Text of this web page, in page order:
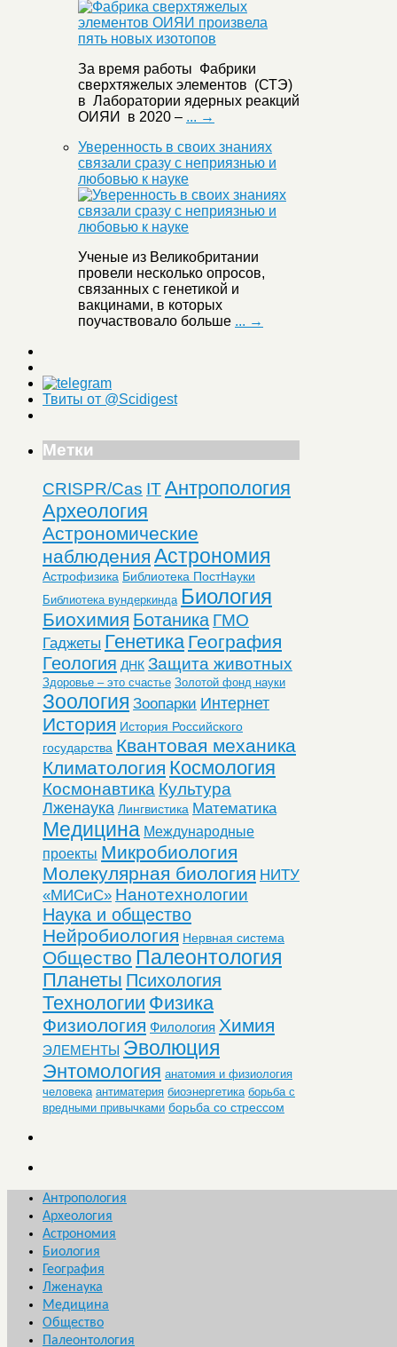
За время работы Фабрики
сверхтяжелых элементов (СТЭ)
в Лаборатории ядерных реакций
ОИЯИ в 2020 – ... →
Уверенность в своих знаниях
связали сразу с неприязнью и
любовью к науке
Ученые из Великобритании
провели несколько опросов,
связанных с генетикой и
вакцинами, в которых
поучаствовало больше ... →
Твиты от @Scidigest
Метки
CRISPR/Cas ITАнтропология
Археология
Астрономические
наблюдения Астрономия
Астрофизика Библиотека ПостНауки
Библиотека вундеркинда Биология
Биохимия Ботаника ГМО
Гаджеты Генетика География
Геология ДНК Защита животных
Здоровье – это счастье Золотой фонд науки
Зоология Зоопарки Интернет
История История Российского
государства Квантовая механика
Климатология Космология
Космонавтика Культура
Лженаука Лингвистика Математика
Медицина Международные
проекты Микробиология
Молекулярная биология НИТУ
«МИСиС» Нанотехнологии
Наука и общество
Нейробиология Нервная система
Общество Палеонтология
Планеты Психология
Технологии Физика
Физиология Филология Химия
ЭЛЕМЕНТЫ Эволюция
Энтомология анатомия и физиология
человека антиматерия биоэнергетика борьба с
вредными привычками борьба со стрессом
Антропология
Археология
Астрономия
Биология
География
Лженаука
Медицина
Общество
Палеонтология